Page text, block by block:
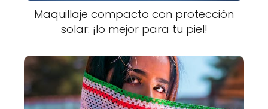
Maquillaje compacto con protección
solar: ¡lo mejor para tu piel!